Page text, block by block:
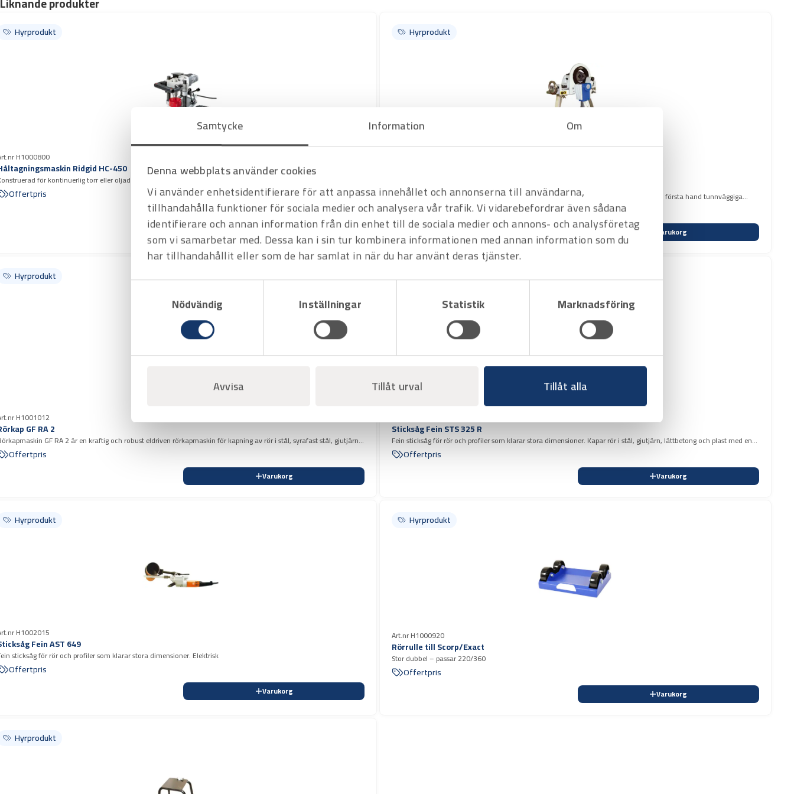
Samtycke Information Om
Denna webbplats använder cookies
Vi använder enhetsidentifierare för att anpassa innehållet och annonserna till användarna,
tillhandahålla funktioner för sociala medier och analysera vår trafik. Vi vidarebefordrar även sådana
identifierare och annan information från din enhet till de sociala medier och annons- och analysföretag
som vi samarbetar med. Dessa kan i sin tur kombinera informationen med annan information som du
har tillhandahållit eller som de har samlat in när du har använt deras tjänster.
Nödvändig
Inställningar Statistik Marknadsföring
Avvisa Tillåt urval Tillåt alla
Hyrprodukt
H1000800
Ridgid HC-450
för kontinuerlig torr eller oljad håltagning Reglage på båda sidorna för enkel användning.
Offertpris
Varukorg
Hyrprodukt
Rörkap Orbitalum PS 4.5
Rörkapmaskin GF PS 4.5 är en kompakt och lätt eldriven rörkapmaskin för kapning av i första hand tunnväggiga
rostfria rör.
Offertpris
Varukorg
Hyrprodukt
H1001012
GF RA 2
GF RA 2 är en kraftig och robust eldriven rörkapmaskin för kapning av rör i stål, syrafast stål, gjutjärn,
koppar och plast.
Offertpris
Varukorg
Hyrprodukt
Sticksåg Fein STS 325 R
Fein sticksåg för rör och profiler som klarar stora dimensioner. Kapar rör i stål, gjutjärn, lättbetong och plast med en
Offertpris
Varukorg
Hyrprodukt
H1002015
Fein AST 649
Fein sticksåg för rör och profiler som klarar stora dimensioner. Elektrisk
Offertpris
Varukorg
Hyrprodukt
Art.nr H1000920
Rörrulle till Scorp/Exact
Stor dubbel – passar 220/360
Offertpris
Varukorg
Hyrprodukt